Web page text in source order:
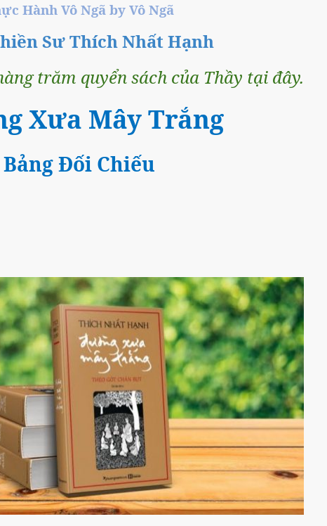
Hành Vô Ngã by Vô Ngã
Sư Thích Nhất Hạnh
trăm quyển sách của Thầy tại đây.
Xưa Mây Trắng
Bảng Đối Chiếu